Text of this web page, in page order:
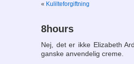
« Kulilteforgiftning
8hours
Nej, det er ikke Elizabeth
ganske anvendelig creme.